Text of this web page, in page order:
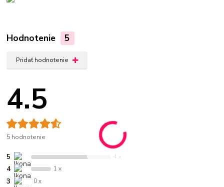
Hodnotenie 5
Pridať hodnotenie
4.5
5 hodnotenie
5 4 x
4 1 x
3 0 x